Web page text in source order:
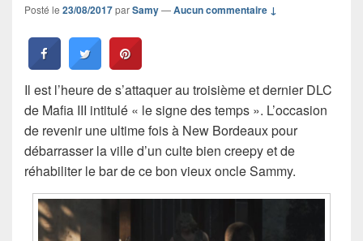
Posté le 23/08/2017parSamy—Aucun commentaire ↓
Il est l’heure de s’attaquer au troisième et dernier DLC
de Mafia III intitulé « le signe des temps ». L’occasion
de revenir une ultime fois à New Bordeaux pour
débarrasser la ville d’un culte bien creepy et de
réhabiliter le bar de ce bon vieux oncle Sammy.